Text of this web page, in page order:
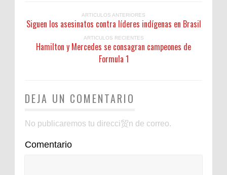
ARTICULOS ANTERIORES
Siguen los asesinatos contra líderes indígenas en Brasil
ARTICULOS RECIENTES
Hamilton y Mercedes se consagran campeones de
Formula 1
DEJA UN COMENTARIO
No publicaremos tu direcci贸n de correo.
Comentario